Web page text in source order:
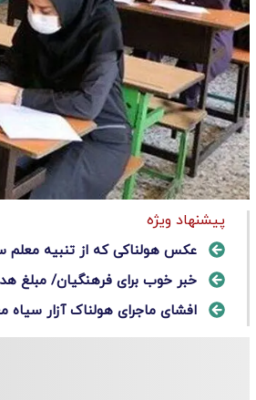
پیشنهاد ویژه
عکس هولناکی که از تنبیه
خبر خوب برای فرهنگیان/ مبلغ هدیه نقدی روز معلم ۱۴۰۴
افشای ماجرای هولناک آزار سیاه معلم خصوصی به 22 شاگرد